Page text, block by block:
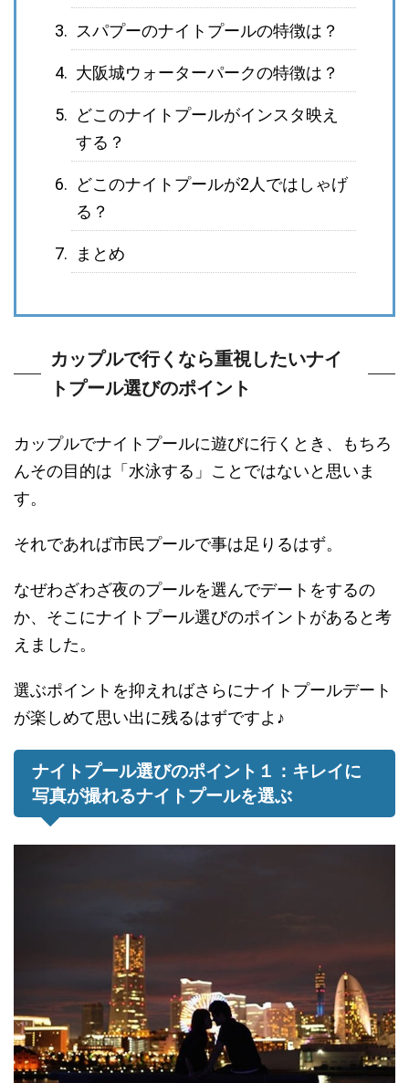
スパプーのナイトプールの特徴は？
大阪城ウォーターパークの特徴は？
どこのナイトプールがインスタ映え
する？
どこのナイトプールが2人ではしゃげ
る？
まとめ
カップルで行くなら重視したいナイ
トプール選びのポイント
カップルでナイトプールに遊びに行くとき、もちろ
んその目的は「水泳する」ことではないと思いま
す。
それであれば市民プールで事は足りるはず。
なぜわざわざ夜のプールを選んでデートをするの
か、そこにナイトプール選びのポイントがあると考
えました。
選ぶポイントを抑えればさらにナイトプールデート
が楽しめて思い出に残るはずですよ♪
ナイトプール選びのポイント１：キレイに
写真が撮れるナイトプールを選ぶ